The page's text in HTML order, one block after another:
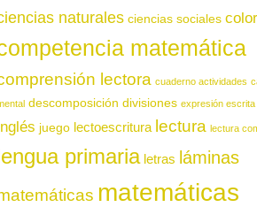
naturales ciencias sociales
matemática
lectora cuaderno actividades
descomposición divisiones expresión escrita
juego lectoescritura lectura lectura
primaria letras láminas
matemáticas